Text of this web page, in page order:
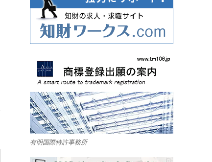
有明国際特許事務所